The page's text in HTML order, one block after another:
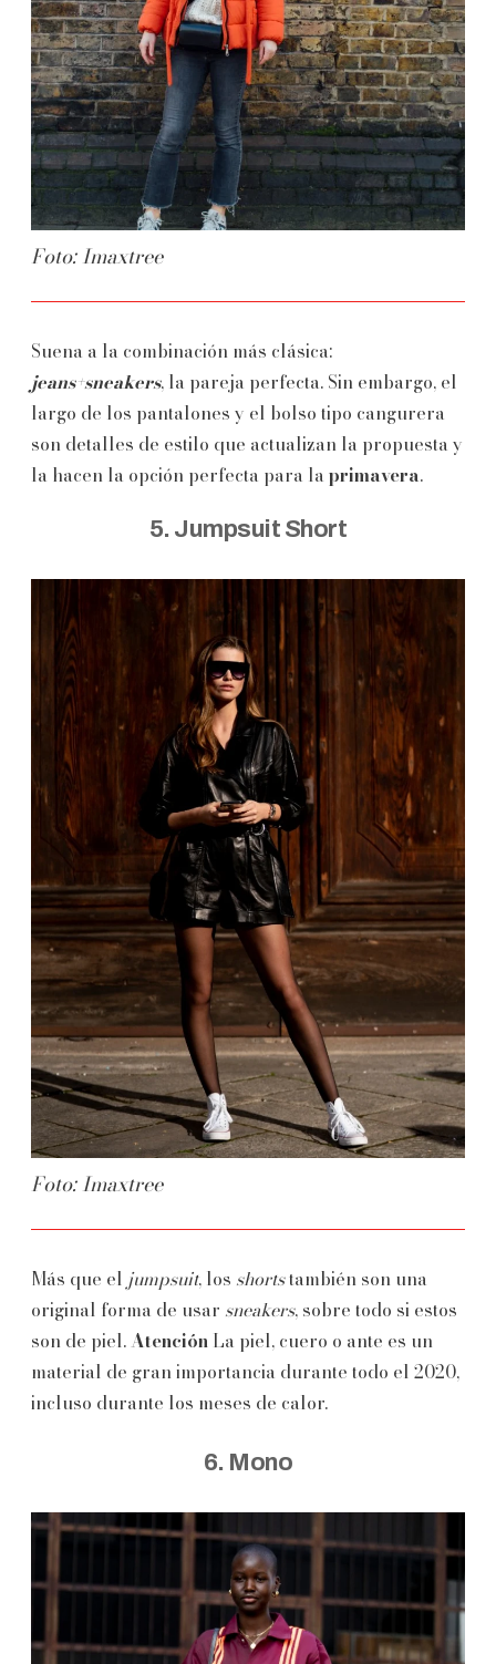
Foto: Imaxtree
Suena a la combinación más clásica:
jeans+sneakers, la pareja perfecta. Sin embargo, el
largo de los pantalones y el bolso tipo cangurera
son detalles de estilo que actualizan la propuesta y
la hacen la opción perfecta para la primavera.
5. Jumpsuit Short
Foto: Imaxtree
Más que el jumpsuit, los shortstambién son una
original forma de usar sneakers, sobre todo si estos
son de piel.Atención La piel, cuero o ante es un
material de gran importancia durante todo el 2020,
incluso durante los meses de calor.
6. Mono